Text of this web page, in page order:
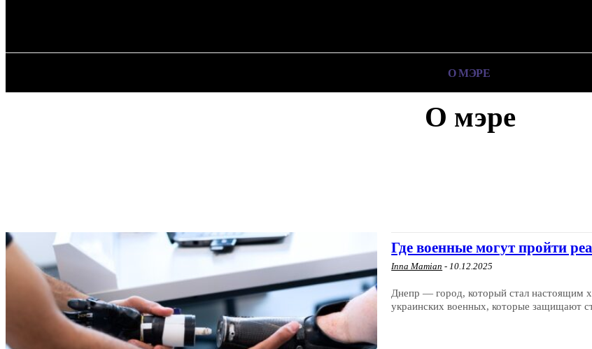
О МЭРЕ
О мэре
Где военные могут пройти
Inna Mamian - 10.12.2025
Днепр — город, который стал настоящим
украинских военных, которые защищают